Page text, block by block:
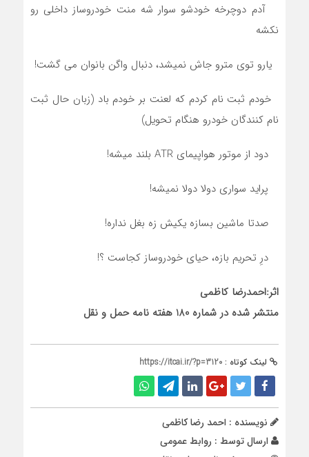
آدم دوچرخه خودشو سوار شه منت خودروساز داخلی رو
نکشه
یارو توی مترو جاش نمیشد، دنبال واگن بانوان می گشت!
خودم ثبت نام کردم که لعنت بر خودم باد (زبان حال ثبت
نام کنندگان خودرو هنگام تحویل)
دود از موتور هواپیمای ATR بلند میشه!
پراید سواری دولا دولا نمیشه!
صدتا ماشین بسازه یکیش زه بغل نداره!
درِ تحریم بازه، حیای خودروساز کجاست ؟!
اثر:احمدرضا کاظمی
منتشر شده در شماره 180 هفته نامه حمل و نقل
لینک کوتاه : https://itcai.ir/?p=3120
نویسنده : احمد رضا کاظمی
ارسال توسط : روابط عمومی